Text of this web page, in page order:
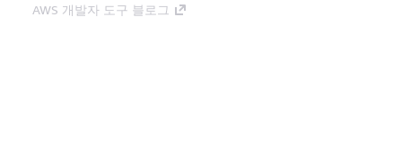
AWS 개발자 도구 블로그